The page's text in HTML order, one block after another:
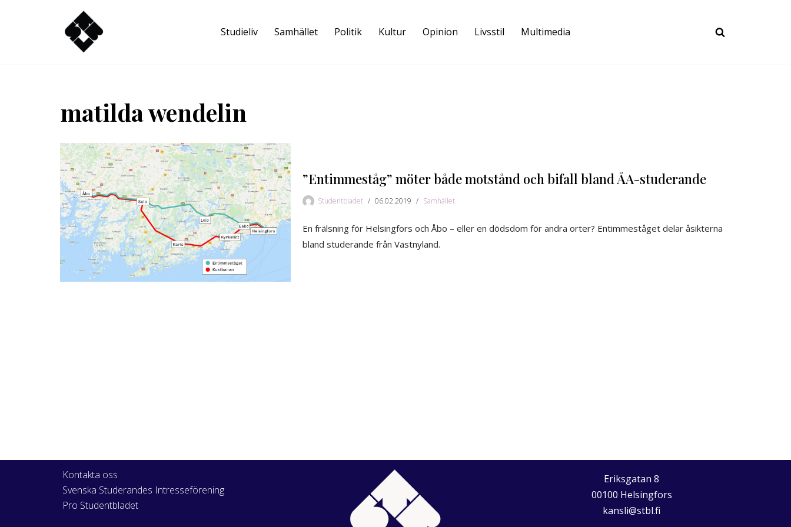
Studieliv Samhället Politik Kultur Opinion Livsstil Multimedia
matilda wendelin
”Entimmeståg” möter både motstånd och bifall bland ÅA-studerande
Studentbladet 06.02.2019 Samhället
En frälsning för Helsingfors och Åbo – eller en dödsdom för andra orter? Entimmeståget delar åsikterna
bland studerande från Västnyland.
Kontakta oss
Svenska Studerandes Intresseförening
Pro Studentbladet
Eriksgatan 8
00100 Helsingfors
kansli@stbl.fi